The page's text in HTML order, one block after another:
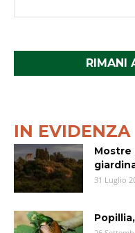
RIMANI
IN EVIDENZA
Mostre
31 Luglio